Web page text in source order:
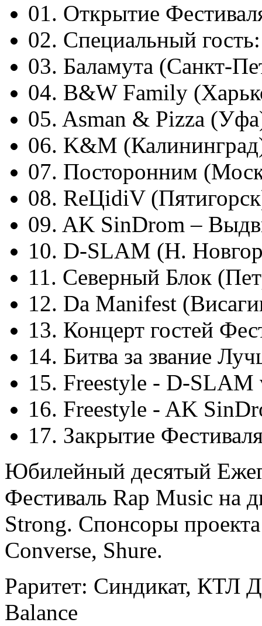
01. Открытие
02. Специальный
03. Баламута (Санкт-
04. B&W Family
05. Asman & Pizza
06. K&M
07. Посторонним
08. ReЦidiV
09. AK SinDrom –
10. D-SLAM (Н.
11. Cеверный Блок
12. Da Manifest
13. Концерт гостей
14. Битва за звание
15. Freestyle - D-
16. Freestyle - AK
17. Закрытие
Юбилейный десятый
Фестиваль Rap Music на
Strong. Спонсоры
Converse, Shure.
Раритет: Синдикат, КТЛ
Balance